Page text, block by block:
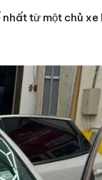
từ một chủ xe